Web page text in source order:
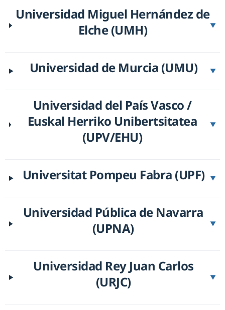
Universidad Miguel Hernández de
Elche (UMH)
▼
Universidad de Murcia (UMU) ▼
Universidad del País Vasco /
Euskal Herriko Unibertsitatea
(UPV/EHU)
▼
Universitat Pompeu Fabra (UPF) ▼
Universidad Pública de Navarra
(UPNA)
▼
Universidad Rey Juan Carlos
(URJC)
▼